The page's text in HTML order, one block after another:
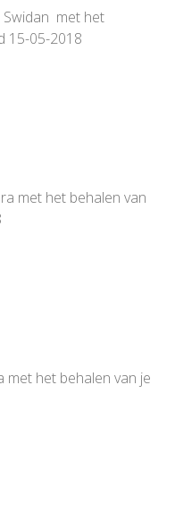
Swidan met het
15-05-2018
met het behalen van
met het behalen van je